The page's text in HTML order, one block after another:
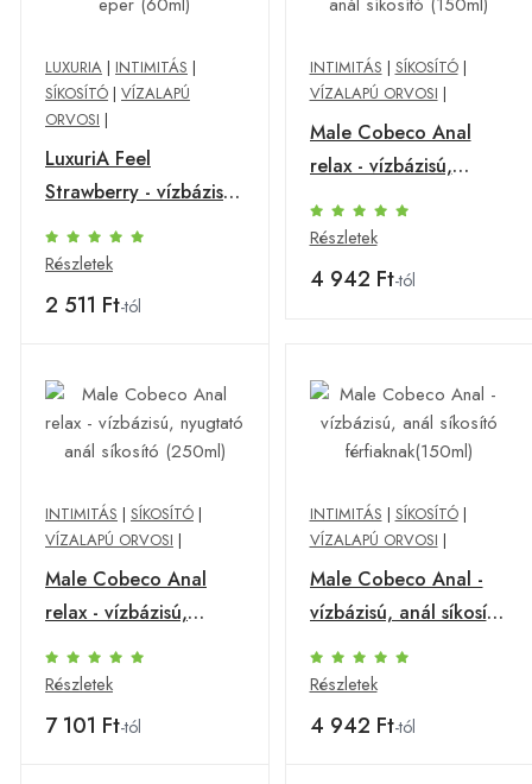
LUXURIA | INTIMITÁS |
SÍKOSÍTÓ | VÍZALAPÚ
ORVOSI |
LuxuriA Feel
Strawberry - vízbázisú
síkosító - eper (60ml)
Részletek
2 511 Ft-tól
INTIMITÁS | SÍKOSÍTÓ|
VÍZALAPÚ ORVOSI |
Male Cobeco Anal
relax - vízbázisú,
nyugtató anál síkosító
(150ml)
Részletek
4 942 Ft-tól
INTIMITÁS | SÍKOSÍTÓ |
VÍZALAPÚ ORVOSI |
Male Cobeco Anal
relax - vízbázisú,
nyugtató anál síkosító
(250ml)
Részletek
7 101 Ft-tól
INTIMITÁS | SÍKOSÍTÓ|
VÍZALAPÚ ORVOSI |
Male Cobeco Anal -
vízbázisú, anál síkosító
férfiaknak(150ml)
Részletek
4 942 Ft-tól